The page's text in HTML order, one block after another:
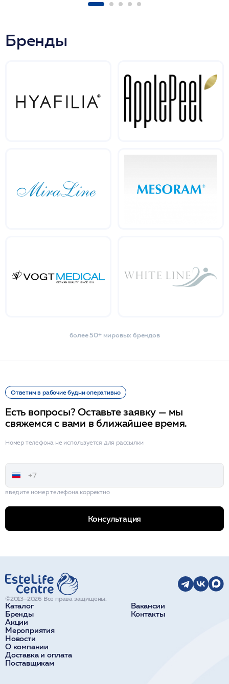
Бренды
более 50+ мировых брендов
Ответим в рабочие будни оперативно
Есть вопросы? Оставьте заявку — мы
свяжемся с вами в ближайшее время.
Номер телефона не используется для рассылки
введите номер телефона корректно
Консультация
Каталог
Бренды
Акции
Мероприятия
Новости
О компании
Доставка и оплата
Поставщикам
Вакансии
Контакты
©2013–2026 Все права защищены.